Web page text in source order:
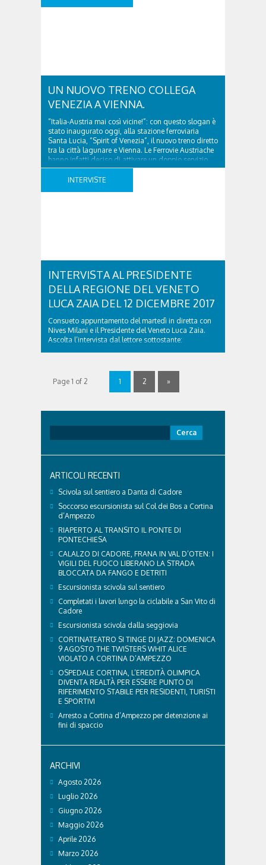
UN NUOVO TRENO COLLEGA
VENEZIA A VIENNA.
“Italia-Austria mai così vicine!”: con questo slogan è
stato inaugurato oggi, alla stazione ferroviaria
Santa Lucia, “Spirit of Venezia”, il nuovo treno diretto
tra la città lagunare e Vienna. Le Ferrovie Austriache
hanno infatti deciso di attivare un doppio servizio
giornaliero con il moderno Railjet, il più veloce treno
a lunga percorrenza delle ÖBB (Österreichische ..
INTERVISTE
INTERVISTA AL PRESIDENTE
DELLA REGIONE DEL VENETO
LUCA ZAIA DEL 12 DICEMBRE 2017
Consueto appuntamento del martedì in diretta con
Nives Milani e il Presidente del Veneto Luca Zaia.
Ascolta l’intervista dal lettore sottostante:
Radio Cortina
Page 1 of 2 1 2 »
per:
ARTICOLI RECENTI
Scivola sul sentiero a Danta di Cadore
Soccorso escursionista sul Col dei Bos a Cortina
d’Ampezzo
RIAPERTO AL TRANSITO IL PONTE DI
PONTECHIESA
CALALZO DI CADORE, FRANA IN VAL D’OTEN: I
VIGILI DEL FUOCO LIBERANO LA STRADA
BLOCCATA DA FANGO E DETRITI
Escursionista scivola sul sentiero
Completati i lavori lungo la ciclabile a San Vito di
Cadore
Escursionista scivola dalla seggiovia
CORTINATEATRO SI TINGE DI JAZZ: DOMENICA
9 AGOSTO THE TWISTERS WHIT ALICE
VIOLATO A CORTINA D’AMPEZZO
OSPEDALE CORTINA, L’EREDITÀ OLIMPICA
DIVENTA REALTÀ PER ESSERE PUNTO DI
RIFERIMENTO STABILE PER RESIDENTI, TURISTI
E SPORTIVI
Arresto a Cortina d’Ampezzo per detenzione ai
fini di spaccio
ARCHIVI
Agosto 2026
Luglio 2026
Giugno 2026
Maggio 2026
Aprile 2026
Marzo 2026